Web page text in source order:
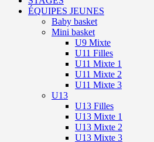
ÉQUIPES JEUNES
Baby basket
Mini basket
U9 Mixte
U11 Filles
U11 Mixte 1
U11 Mixte 2
U11 Mixte 3
U13
U13 Filles
U13 Mixte 1
U13 Mixte 2
U13 Mixte 3